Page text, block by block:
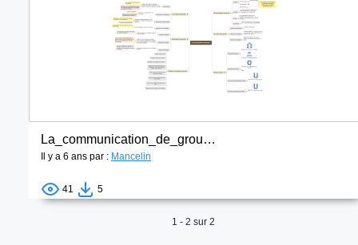
La_communication_de_groupe
Il y a 6 ans par : Mancelin
41 5
1 - 2 sur 2